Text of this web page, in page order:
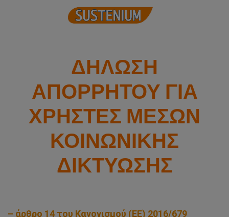
ΔΗΛΩΣΗ
ΑΠΟΡΡΗΤΟΥ ΓΙΑ
ΧΡΗΣΤΕΣ ΜΕΣΩΝ
ΚΟΙΝΩΝΙΚΗΣ
ΔΙΚΤΥΩΣΗΣ
– άρθρο 14 του Κανονισμού (ΕΕ) 2016/679